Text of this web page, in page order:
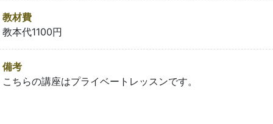
教材費
教本代1100円
備考
こちらの講座はプライベートレッスンです。